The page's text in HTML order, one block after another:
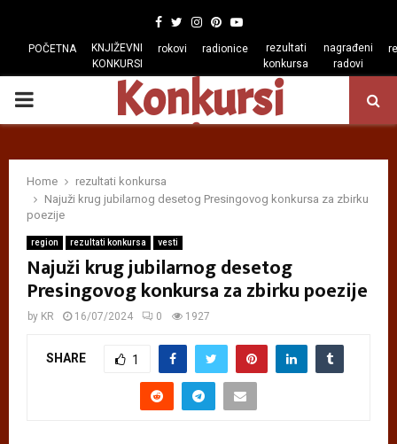
Facebook
TwitterInstagram
Pinterest
Youtube
POČETNA
KNJIŽEVNI
KONKURSI
rokovi radionice
rezultati
konkursa
nagrađeni
radovi
PRIMARY
Konkursi
regiona
Home
rezultati konkursa
Najuži krug jubilarnog desetog Presingovog konkursa za zbirku
poezije
region rezultati konkursa vesti
Najuži krug jubilarnog desetog
Presingovog konkursa za zbirku poezije
by KR 16/07/2024 0 1927
SHARE 1